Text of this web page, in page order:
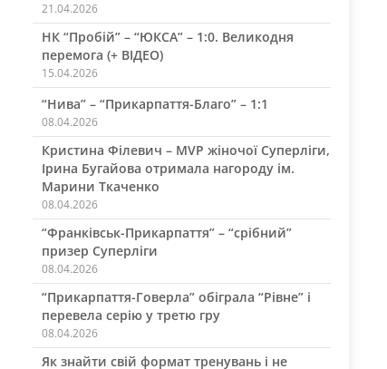
21.04.2026
НК “Пробій” – “ЮКСА” – 1:0. Великодня
перемога (+ ВІДЕО)
15.04.2026
“Нива” – “Прикарпаття-Благо” – 1:1
08.04.2026
Кристина Філевич – MVP жіночої Суперліги,
Ірина Бугайова отримала нагороду ім.
Марини Ткаченко
08.04.2026
“Франківськ-Прикарпаття” – “срібний”
призер Суперліги
08.04.2026
“Прикарпаття-Говерла” обіграла “Рівне” і
перевела серію у третю гру
08.04.2026
Як знайти свій формат тренувань і не